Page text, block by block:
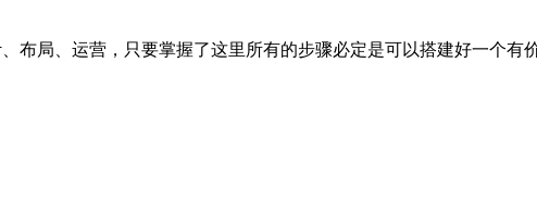
局、运营，只要掌握了这里所有的步骤必定是可以搭建好一个有